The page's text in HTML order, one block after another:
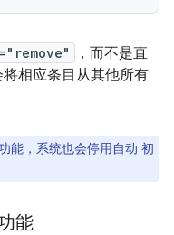
，而不是直
相应条目从其他所有
能，系统也会停用自动 初
能